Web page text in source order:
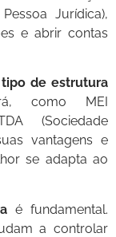
Jurídica),
e abrir contas
tipo de estrutura
como MEI
(Sociedade
vantagens e
se adapta ao
é fundamental.
a controlar